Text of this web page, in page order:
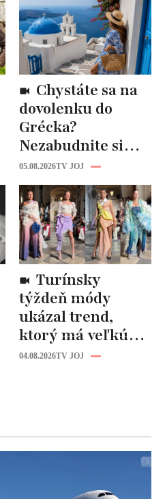
dovolenku do
Grécka?
Nezabudnite si
odtiaľ uloviť tieto
štýlové kúsky
05.08.2026TV JOJ
týždeň módy
ukázal trend,
ktorý má veľkú
budúcnosť: Počuli
04.08.2026TV JOJ